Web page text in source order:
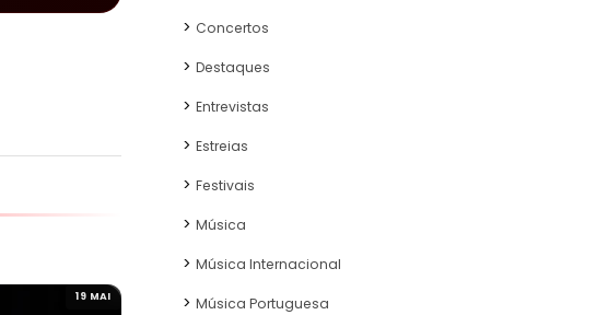
19 MAI
Concertos
Destaques
Entrevistas
Estreias
Festivais
Música
Música Internacional
Música Portuguesa